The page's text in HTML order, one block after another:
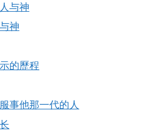
与神
神
的歷程
事他那一代的人